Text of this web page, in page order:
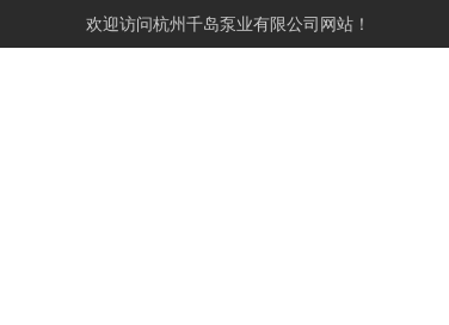
欢迎访问杭州千岛泵业有限公司网站！